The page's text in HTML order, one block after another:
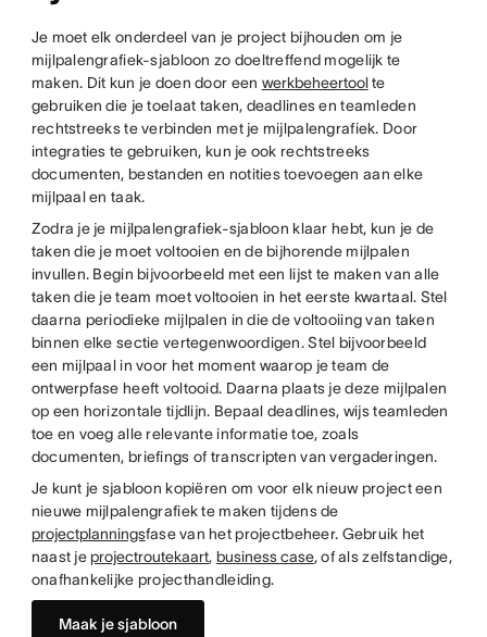
Je moet elk onderdeel van je project bijhouden om je
mijlpalengrafiek-sjabloon zo doeltreffend mogelijk te
maken. Dit kun je doen door een werkbeheertoolte
gebruiken die je toelaat taken, deadlines en teamleden
rechtstreeks te verbinden met je mijlpalengrafiek. Door
integraties te gebruiken, kun je ook rechtstreeks
documenten, bestanden en notities toevoegen aan elke
mijlpaal en taak.
Zodra je je mijlpalengrafiek-sjabloon klaar hebt, kun je de
taken die je moet voltooien en de bijhorende mijlpalen
invullen. Begin bijvoorbeeld met een lijst te maken van alle
taken die je team moet voltooien in het eerste kwartaal. Stel
daarna periodieke mijlpalen in die de voltooiing van taken
binnen elke sectie vertegenwoordigen. Stel bijvoorbeeld
een mijlpaal in voor het moment waarop je team de
ontwerpfase heeft voltooid. Daarna plaats je deze mijlpalen
op een horizontale tijdlijn. Bepaal deadlines, wijs teamleden
toe en voeg alle relevante informatie toe, zoals
documenten, briefings of transcripten van vergaderingen.
Je kunt je sjabloon kopiëren om voor elk nieuw project een
nieuwe mijlpalengrafiek te maken tijdens de
projectplanningsfase van het projectbeheer. Gebruik het
naast je projectroutekaart, business case, of als zelfstandige,
onafhankelijke projecthandleiding.
Maak je sjabloon